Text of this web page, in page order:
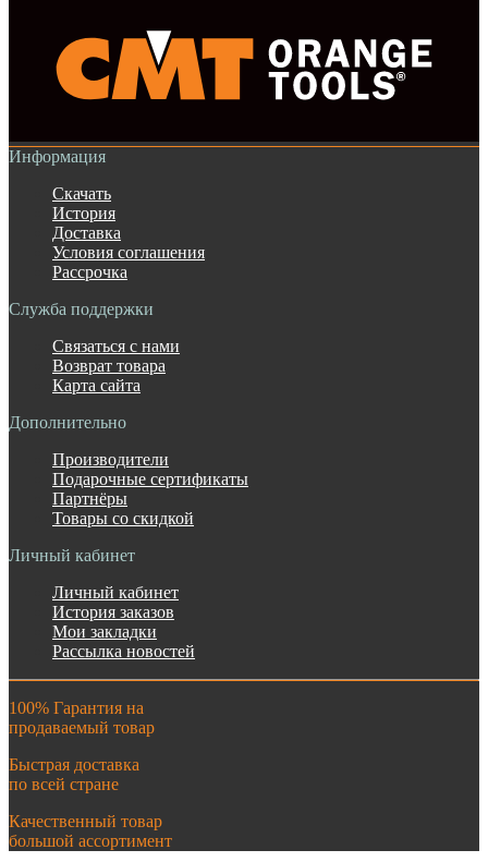
Информация
Скачать
История
Доставка
Условия соглашения
Рассрочка
Служба поддержки
Связаться с нами
Возврат товара
Карта сайта
Дополнительно
Производители
Подарочные сертификаты
Партнёры
Товары со скидкой
Личный кабинет
Личный кабинет
История заказов
Мои закладки
Рассылка новостей
100% Гарантия на
продаваемый товар
Быстрая доставка
по всей стране
Качественный товар
большой ассортимент